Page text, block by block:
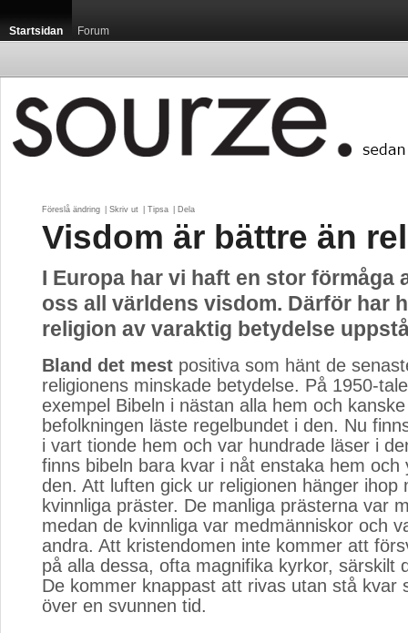
Startsidan Forum
Föreslå ändring Skriv ut Tipsa Dela
Visdom är bättre än
I Europa har vi haft en stor förmåga
oss all världens visdom. Därför har
religion av varaktig betydelse
Bland det mest positiva som hänt de
religionens minskade betydelse. På 1950-
exempel Bibeln i nästan alla hem och
befolkningen läste regelbundet i den. Nu
i vart tionde hem och var hundrade läser i
finns bibeln bara kvar i nåt enstaka hem och
den. Att luften gick ur religionen hänger ihop
kvinnliga präster. De manliga prästerna var
medan de kvinnliga var medmänniskor och
andra. Att kristendomen inte kommer att
på alla dessa, ofta magnifika kyrkor, särskilt
De kommer knappast att rivas utan stå kvar
över en svunnen tid.